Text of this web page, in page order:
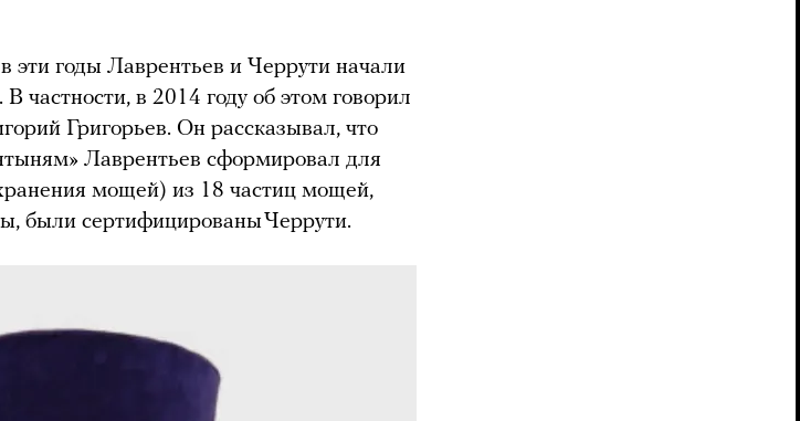
эти годы Лаврентьев и Черрути начали
частности, в 2014 году об этом говорил
Григорьев. Он рассказывал, что
Лаврентьев сформировал для
мощей) из 18 частиц мощей,
были сертифицированы Черрути.